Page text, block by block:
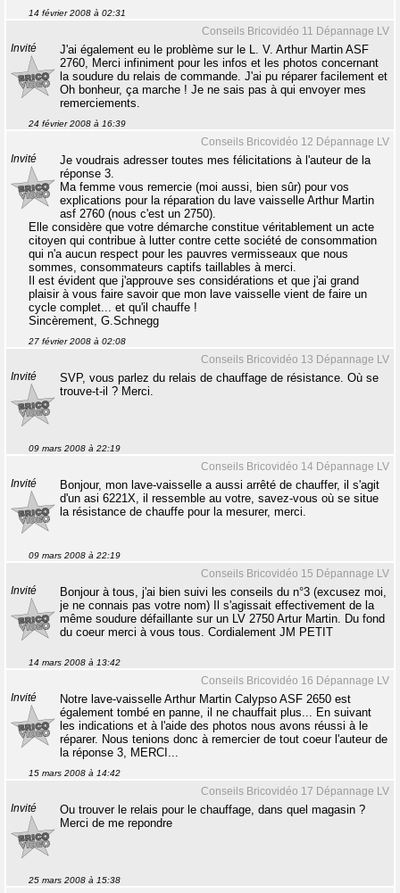
14 février 2008 à 02:31
Conseils Bricovidéo 11 Dépannage LV
Invité
J'ai également eu le problème sur le L. V. Arthur Martin ASF
2760, Merci infiniment pour les infos et les photos concernant
la soudure du relais de commande. J'ai pu réparer facilement et
Oh bonheur, ça marche ! Je ne sais pas à qui envoyer mes
remerciements.
24 février 2008 à 16:39
Conseils Bricovidéo 12 Dépannage LV
Invité
Je voudrais adresser toutes mes félicitations à l'auteur de la
réponse 3.
Ma femme vous remercie (moi aussi, bien sûr) pour vos
explications pour la réparation du lave vaisselle Arthur Martin
asf 2760 (nous c'est un 2750).
Elle considère que votre démarche constitue véritablement un acte
citoyen qui contribue à lutter contre cette société de consommation
qui n'a aucun respect pour les pauvres vermisseaux que nous
sommes, consommateurs captifs taillables à merci.
Il est évident que j'approuve ses considérations et que j'ai grand
plaisir à vous faire savoir que mon lave vaisselle vient de faire un
cycle complet... et qu'il chauffe !
Sincèrement, G.Schnegg
27 février 2008 à 02:08
Conseils Bricovidéo 13 Dépannage LV
Invité
SVP, vous parlez du relais de chauffage de résistance. Où se
trouve-t-il ? Merci.
09 mars 2008 à 22:19
Conseils Bricovidéo 14 Dépannage LV
Invité
Bonjour, mon lave-vaisselle a aussi arrêté de chauffer, il s'agit
d'un asi 6221X, il ressemble au votre, savez-vous où se situe
la résistance de chauffe pour la mesurer, merci.
09 mars 2008 à 22:19
Conseils Bricovidéo 15 Dépannage LV
Invité
Bonjour à tous, j'ai bien suivi les conseils du n°3 (excusez moi,
je ne connais pas votre nom) Il s'agissait effectivement de la
même soudure défaillante sur un LV 2750 Artur Martin. Du fond
du coeur merci à vous tous. Cordialement JM PETIT
14 mars 2008 à 13:42
Conseils Bricovidéo 16 Dépannage LV
Invité
Notre lave-vaisselle Arthur Martin Calypso ASF 2650 est
également tombé en panne, il ne chauffait plus... En suivant
les indications et à l'aide des photos nous avons réussi à le
réparer. Nous tenions donc à remercier de tout coeur l'auteur de
la réponse 3, MERCI...
15 mars 2008 à 14:42
Conseils Bricovidéo 17 Dépannage LV
Invité
Ou trouver le relais pour le chauffage, dans quel magasin ?
Merci de me repondre
25 mars 2008 à 15:38